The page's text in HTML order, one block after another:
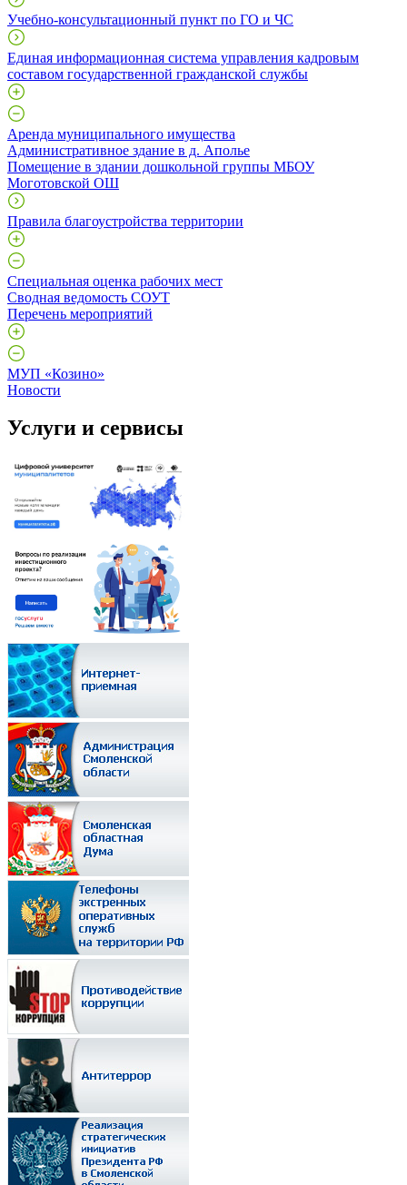
Учебно-консультационный пункт по ГО и ЧС
Единая информационная система управления кадровым
составом государственной гражданской службы
Аренда муниципального имущества
Административное здание в д. Аполье
Помещение в здании дошкольной группы МБОУ
Моготовской ОШ
Правила благоустройства территории
Специальная оценка рабочих мест
Сводная ведомость СОУТ
Перечень мероприятий
МУП «Козино»
Новости
Услуги и сервисы